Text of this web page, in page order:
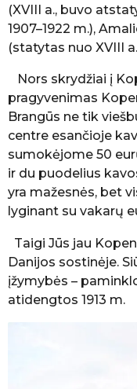
(XVIII a., buvo
1907–1922 m.),
(statytas nuo XVIII
Nors skrydžiai į
pragyvenimas
Brangūs ne tik
centre esančioje
sumokėjome 50
ir du puodelius
yra mažesnės, bet
lyginant su vakarų
Taigi Jūs jau
Danijos sostinėje.
įžymybės –
atidengtos 1913 m.